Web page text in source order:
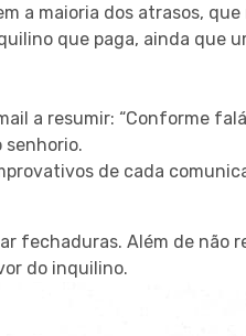
a maioria dos atrasos,
que paga, ainda que
a resumir: “Conforme
senhorio.
de cada
fechaduras. Além de não
do inquilino.